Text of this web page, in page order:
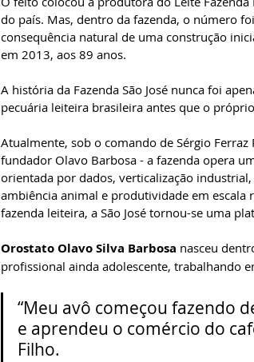
do país. Mas, dentro da fazenda, o número
consequência natural de uma construção
em 2013, aos 89 anos.
A história da Fazenda São José nunca foi
pecuária leiteira brasileira antes que o
Atualmente, sob o comando de Sérgio
fundador Olavo Barbosa - a fazenda opera
orientada por dados, verticalização
ambiência animal e produtividade em
fazenda leiteira, a São José tornou-se uma
Orostato Olavo Silva Barbosa nasceu
profissional ainda adolescente, trabalhando
“Meu avô começou fazendo
e aprendeu o comércio do
Filho.